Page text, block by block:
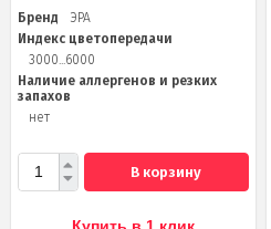
Бренд
ЭРА
Индекс цветопередачи
3000...6000
Наличие аллергенов и резких
запахов
нет
В корзину
Купить в 1 клик